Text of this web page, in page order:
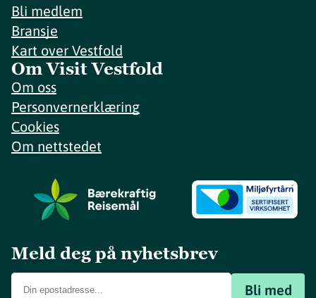
Bli medlem
Bransje
Kart over Vestfold
Om Visit Vestfold
Om oss
Personvernerklæring
Cookies
Om nettstedet
Meld deg på nyhetsbrev
Bli med